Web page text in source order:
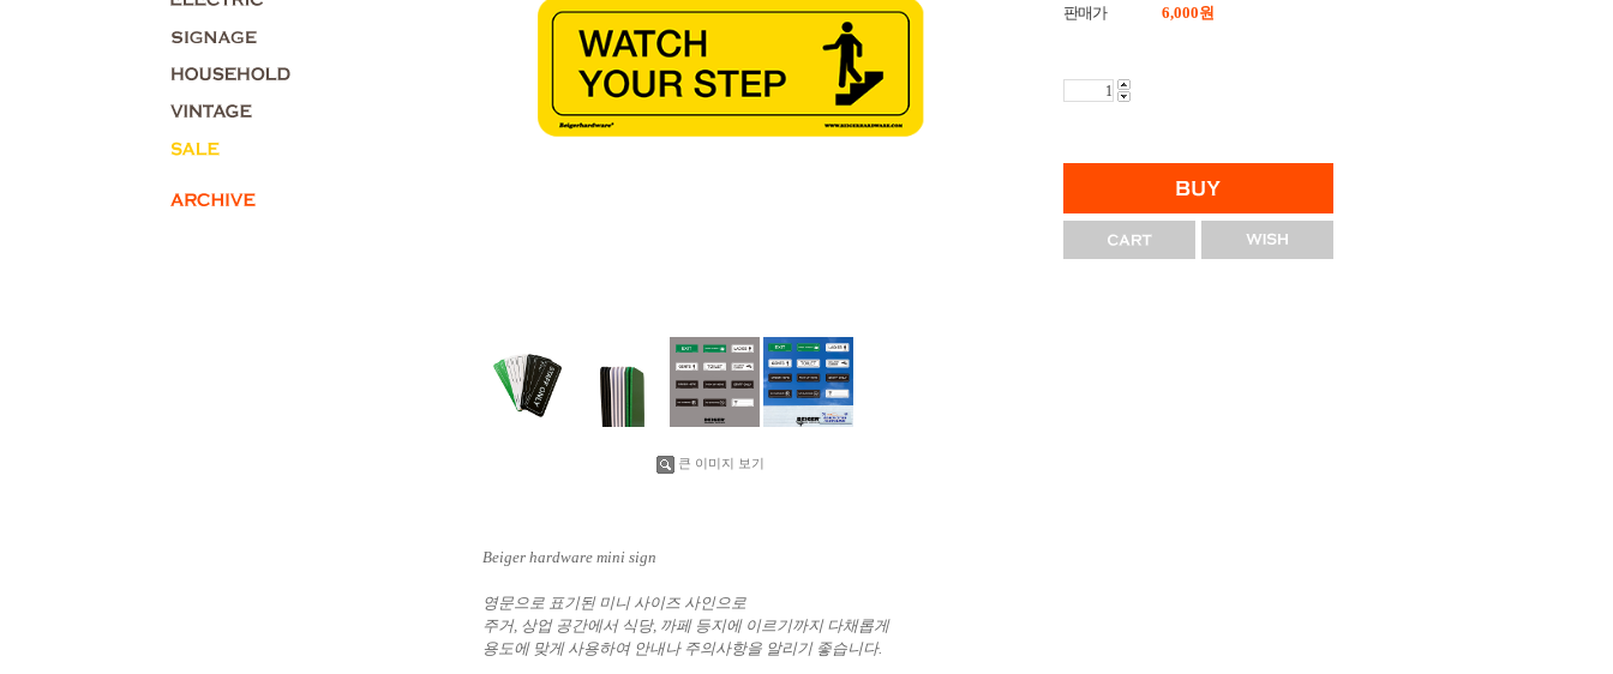
큰 이미지 보기
판매가 6,000원
Beiger hardware mini sign
영문으로 표기된 미니 사이즈 사인으로
주거, 상업 공간에서 식당, 까페 등지에 이르기까지 다채롭게
용도에 맞게 사용하여 안내나 주의사항을 알리기 좋습니다.